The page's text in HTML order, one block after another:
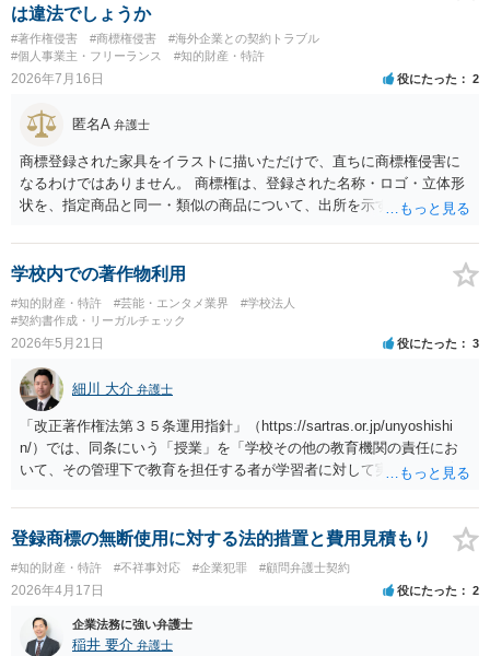
は違法でしょうか
#著作権侵害 #商標権侵害
#海外企業との契約トラブル
#個人事業主・フリーランス
#知的財産・特許
2026年7月16日 役にたった 2
匿名A 弁護士
商標登録された家具をイラストに描いただけで、直ちに商標権侵害に
なるわけではありません。 商標権は、登録された名称・ロゴ・立体形
状を、指定商品と同一・類似の商品について、出所を示す表示として
て描くにとどまる場合は、通常、商標権侵害にはなりにくいと考えら
れます。 ただし、家具名や特徴的な形状を商品名・広告に大きく表示
し、公式商品やライセンス商品と誤認させる販売方法であれば、商標
権や不正競争防止法上の問題が生じ得ます。家具のデザインに著作権
が認められる場合は、著作権も別途問題となります。 無料のSNS投稿
有料か無料かよりも、商標として使用しているかが重要です。 また、
日本の商標権は原則として日本国内にのみ効力を持ちます。外国で販
売する場合は、販売国の商標・意匠等を確認する必要があります。 他
の作家の例は、許諾を得ている、権利が消滅している、侵害に当たら
ない、又は単に権利行使されていないなど、様々な可能性がありま
学校内での著作物利用
#知的財産・特許 #芸能・エンタメ業界
#学校法人
#契約書作成・リーガルチェック
2026年5月21日 役にたった 3
細川 大介 弁護士
「改正著作権法第３５条運用指針」（https://sartras.or.jp/unyoshishi
n/）では、同条にいう「授業」を「学校その他の教育機関の責任にお
いて、その管理下で教育を担任する者が学習者に対して実施する教育
級活動・クラブ活動・学校行事等）、部活動、課外補習授業等を、該
当しない例として自主的なボランティア活動・保護者会・ＰＴＡ活動
等を列挙しています。 本件をこれに当てはめますと、 ①主体である学
校司書は、学校図書館法第６条第１項上「専ら学校図書館の職務に従
事する職員」と位置づけられ、運用指針にいう「教育を担任する者」
に該当しません。 ②活動内容も、特別活動・学校行事等ではなく、図
書館独自の読書推進活動であり、該当例のいずれにも当たりません。
登録商標の無断使用に対する法的措置と費用見積もり
#知的財産・特許 #不祥事対応 #企業犯罪 #顧問弁護士契約
2026年4月17日 役にたった 2
企業法務に強い弁護士
稲井 要介 弁護士